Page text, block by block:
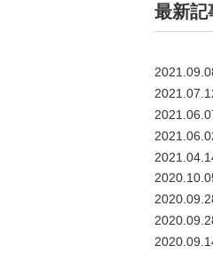
最新記